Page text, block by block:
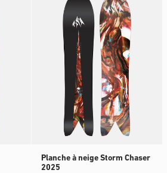
Planche à neige Storm Chaser
2025